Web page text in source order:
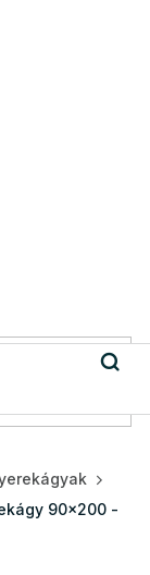
90x200 -